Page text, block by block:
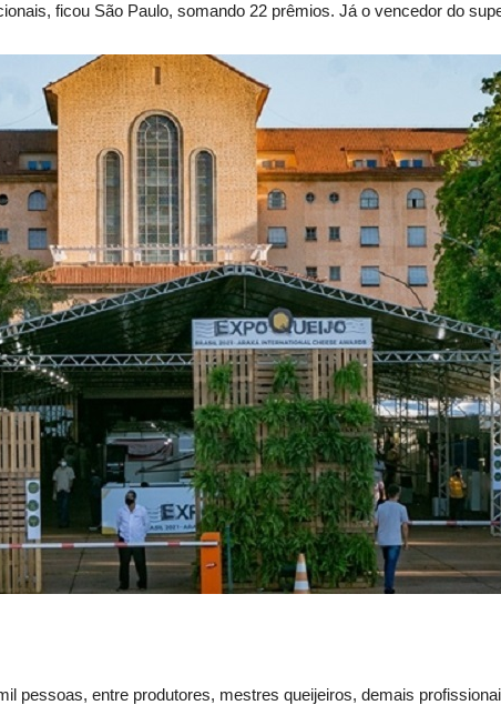
ficou São Paulo, somando 22 prêmios. Já o vencedor do
pessoas, entre produtores, mestres queijeiros, demais